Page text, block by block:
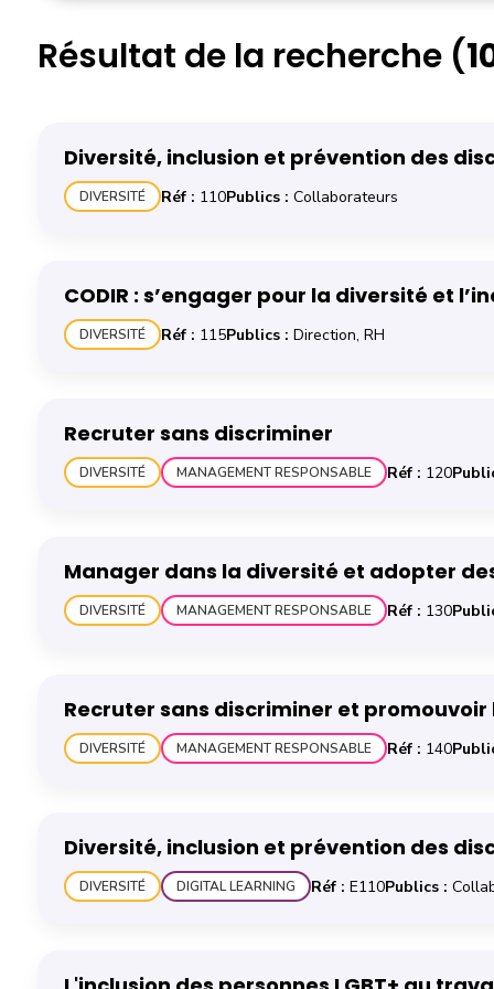
Résultat de la recherche (
Diversité, inclusion et prévention des
DIVERSITÉ Réf : 110Publics : Collaborateurs
En savoir plus sur la formation Diversité, inclusion et
CODIR : s’engager pour la diversité et
DIVERSITÉ Réf : 115Publics : Direction, RH
En savoir plus sur la formation CODIR : s’engager pour la
Recruter sans discriminer
DIVERSITÉ MANAGEMENT RESPONSABLE Réf : 120
En savoir plus sur la formation Recruter sans discriminer
Manager dans la diversité et adopter
DIVERSITÉ MANAGEMENT RESPONSABLE Réf : 130
En savoir plus sur la formation Manager dans la
Recruter sans discriminer et promouvoir
DIVERSITÉ MANAGEMENT RESPONSABLE Réf : 140
En savoir plus sur la formation Recruter sans
Diversité, inclusion et prévention des
DIVERSITÉ DIGITAL LEARNING Réf : E110Publics :
En savoir plus sur la formation Diversité, inclusion et
En savoir plus sur la formation L'inclusion des